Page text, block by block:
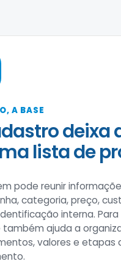
A BASE
deixa
lista de
pode reunir
categoria, preço,
interna. Para
ajuda a
valores e etapas